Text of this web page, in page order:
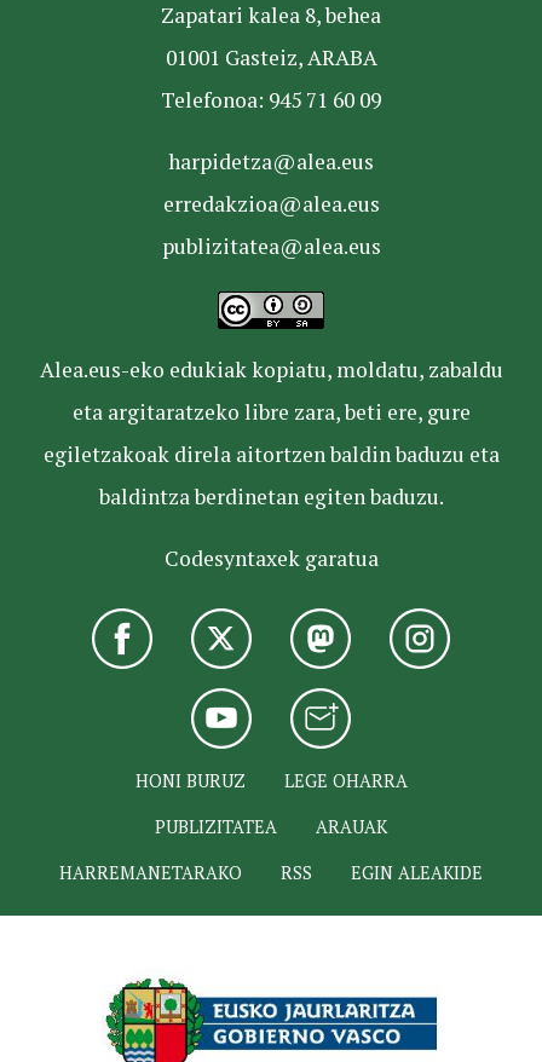
Zapatari kalea 8, behea
01001 Gasteiz, ARABA
Telefonoa: 945 71 60 09
harpidetza@alea.eus
erredakzioa@alea.eus
publizitatea@alea.eus
Alea.eus-eko edukiak kopiatu, moldatu, zabaldu
eta argitaratzeko libre zara, beti ere, gure
egiletzakoak direla aitortzen baldin baduzu eta
baldintza berdinetan egiten baduzu.
Codesyntaxek garatua
HONI BURUZ
LEGE OHARRA
PUBLIZITATEA
ARAUAK
HARREMANETARAKO
RSS EGIN ALEAKIDE